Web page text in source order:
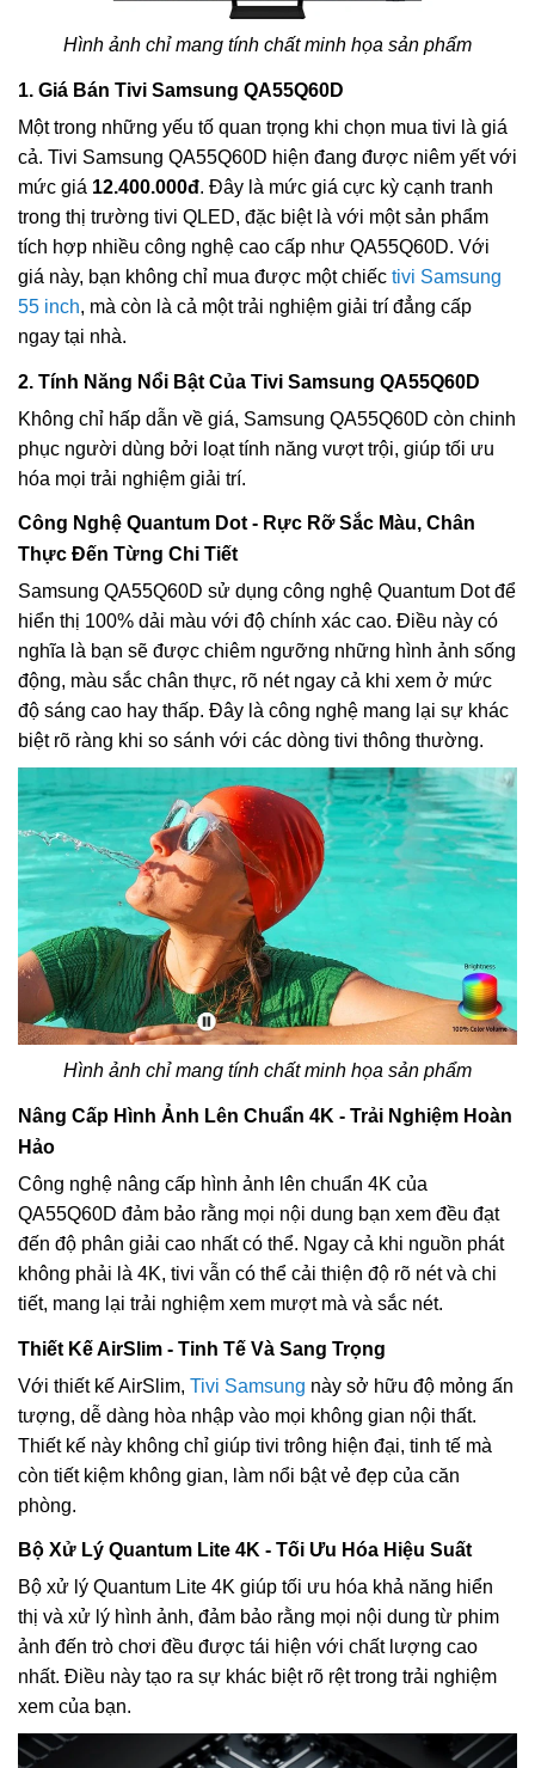
Hình ảnh chỉ mang tính chất minh họa sản phẩm
1. Giá Bán Tivi Samsung QA55Q60D
Một trong những yếu tố quan trọng khi chọn mua tivi là giá
cả. Tivi Samsung QA55Q60D hiện đang được niêm yết với
mức giá 12.400.000đ. Đây là mức giá cực kỳ cạnh tranh
trong thị trường tivi QLED, đặc biệt là với một sản phẩm
tích hợp nhiều công nghệ cao cấp như QA55Q60D. Với
giá này, bạn không chỉ mua được một chiếc tivi Samsung
55 inch, mà còn là cả một trải nghiệm giải trí đẳng cấp
ngay tại nhà.
2. Tính Năng Nổi Bật Của Tivi Samsung QA55Q60D
Không chỉ hấp dẫn về giá, Samsung QA55Q60D còn chinh
phục người dùng bởi loạt tính năng vượt trội, giúp tối ưu
hóa mọi trải nghiệm giải trí.
Công Nghệ Quantum Dot - Rực Rỡ Sắc Màu, Chân
Thực Đến Từng Chi Tiết
Samsung QA55Q60D sử dụng công nghệ Quantum Dot để
hiển thị 100% dải màu với độ chính xác cao. Điều này có
nghĩa là bạn sẽ được chiêm ngưỡng những hình ảnh sống
động, màu sắc chân thực, rõ nét ngay cả khi xem ở mức
độ sáng cao hay thấp. Đây là công nghệ mang lại sự khác
biệt rõ ràng khi so sánh với các dòng tivi thông thường.
Hình ảnh chỉ mang tính chất minh họa sản phẩm
Nâng Cấp Hình Ảnh Lên Chuẩn 4K - Trải Nghiệm Hoàn
Hảo
Công nghệ nâng cấp hình ảnh lên chuẩn 4K của
QA55Q60D đảm bảo rằng mọi nội dung bạn xem đều đạt
đến độ phân giải cao nhất có thể. Ngay cả khi nguồn phát
không phải là 4K, tivi vẫn có thể cải thiện độ rõ nét và chi
tiết, mang lại trải nghiệm xem mượt mà và sắc nét.
Thiết Kế AirSlim - Tinh Tế Và Sang Trọng
Với thiết kế AirSlim, Tivi Samsung này sở hữu độ mỏng ấn
tượng, dễ dàng hòa nhập vào mọi không gian nội thất.
Thiết kế này không chỉ giúp tivi trông hiện đại, tinh tế mà
còn tiết kiệm không gian, làm nổi bật vẻ đẹp của căn
phòng.
Bộ Xử Lý Quantum Lite 4K - Tối Ưu Hóa Hiệu Suất
Bộ xử lý Quantum Lite 4K giúp tối ưu hóa khả năng hiển
thị và xử lý hình ảnh, đảm bảo rằng mọi nội dung từ phim
ảnh đến trò chơi đều được tái hiện với chất lượng cao
nhất. Điều này tạo ra sự khác biệt rõ rệt trong trải nghiệm
xem của bạn.